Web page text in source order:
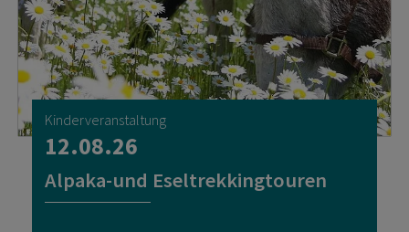
Kinderveranstaltung
12.08.26
Alpaka-und Eseltrekkingtouren